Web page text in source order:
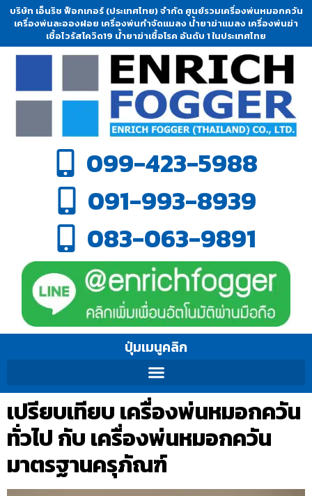
บริษัท เอ็นริช ฟ็อกเกอร์ (ประเทศไทย) จำกัด ศูนย์รวมเครื่องพ่นหมอกควัน
เครื่องพ่นละอองฝอย เครื่องพ่นกำจัดแมลง น้ำยาฆ่าแมลง เครื่องพ่นฆ่า
เชื้อไวรัสโควิด19 น้ำยาฆ่าเชื้อโรค อันดับ 1 ในประเทศไทย
099-423-5988
091-993-8939
083-063-9891
ปุ่มเมนูคลิก
เปรียบเทียบ เครื่องพ่นหมอกควัน
ทั่วไป กับ เครื่องพ่นหมอกควัน
มาตรฐานครุภัณฑ์